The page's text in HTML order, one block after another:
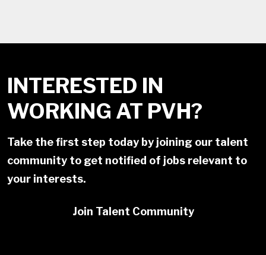
INTERESTED IN
WORKING AT PVH?
Take the first step today by joining our talent
community to get notified of jobs relevant to
your interests.
Join Talent Community